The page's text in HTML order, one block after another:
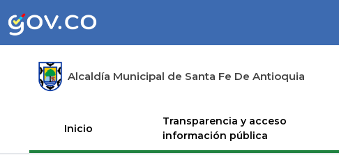
Alcaldía Municipal de Santa Fe De Antioquia
Inicio
Transparencia y acceso
información pública